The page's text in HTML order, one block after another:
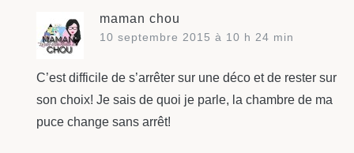
maman chou
10 septembre 2015 à 10 h 24 min
C’est difficile de s’arrêter sur une déco et de rester sur
son choix! Je sais de quoi je parle, la chambre de ma
puce change sans arrêt!